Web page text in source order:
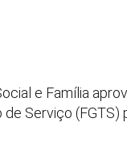
e Família
de Serviço